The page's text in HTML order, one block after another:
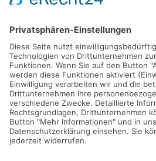
Gefördert durch die
Freie und Hansestadt Hamburg